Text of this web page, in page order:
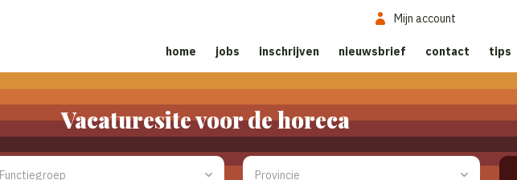
Mijn account
home jobs inschrijven nieuwsbrief contact tips
Vacaturesite voor de horeca